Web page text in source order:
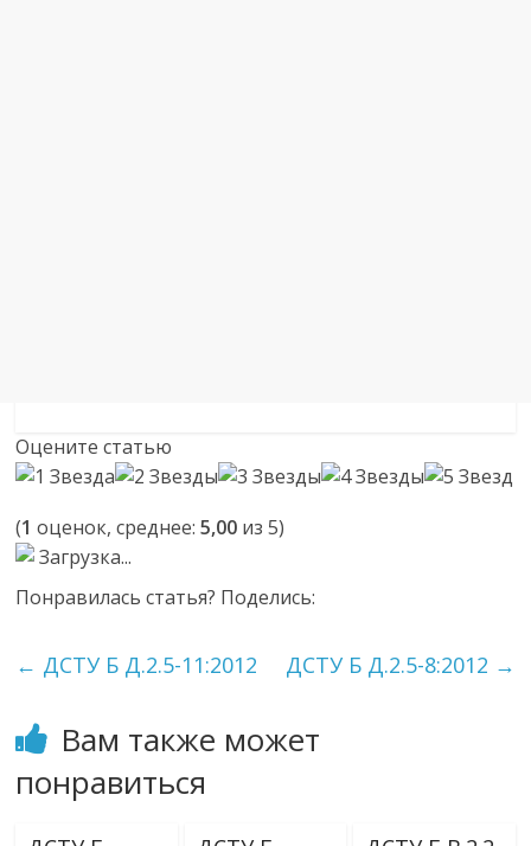
Оцените статью
(1 оценок, среднее:5,00 из 5)
Загрузка...
Понравилась статья? Поделись:
← ДСТУ Б Д.2.5-11:2012 ДСТУ Б Д.2.5-8:2012 →
Вам также может
понравиться